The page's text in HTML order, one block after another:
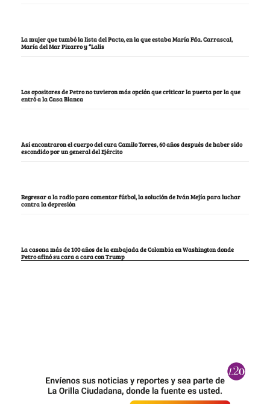
La mujer que tumbó la lista del Pacto, en la que estaba María Fda. Carrascal,
María del Mar Pizarro y “Lalis
Los opositores de Petro no tuvieron más opción que criticar la puerta por la que
entró a la Casa Blanca
Así encontraron el cuerpo del cura Camilo Torres, 60 años después de haber sido
escondido por un general del Ejército
Regresar a la radio para comentar fútbol, la solución de Iván Mejía para luchar
contra la depresión
La casona más de 100 años de la embajada de Colombia en Washington donde
Petro afinó su cara a cara con Trump